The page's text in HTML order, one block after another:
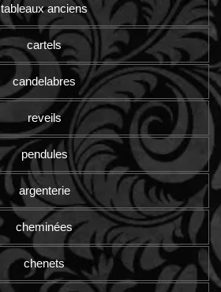
tableaux anciens
cartels
candelabres
reveils
pendules
argenterie
cheminées
chenets